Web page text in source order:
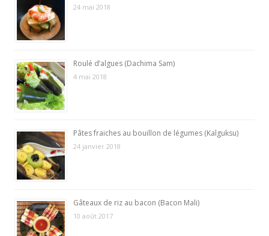
24 mai 2018
Roulé d’algues (Dachima Sam)
4 mai 2018
Pâtes fraiches au bouillon de légumes (Kalguksu)
24 janvier 2018
Gâteaux de riz au bacon (Bacon Mali)
10 août 2017